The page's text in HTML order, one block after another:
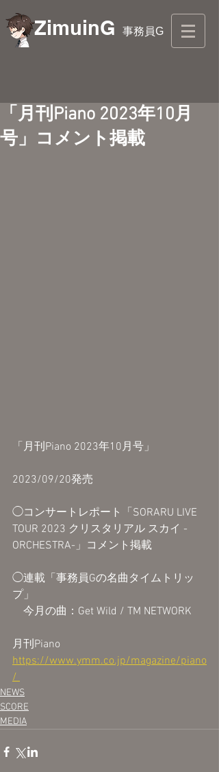
ZimuinG 事務員G
「月刊Piano 2023年10月
号」コメント掲載
「月刊Piano 2023年10月号」
2023/09/20発売
◯コンサートレポート「SORARU LIVE
TOUR 2023 クリスタリアル スカイ -
ORCHESTRA-」コメント掲載
◯連載「事務員Gの名曲タイムトリッ
プ」
今月の曲：Get Wild / TM NETWORK
月刊Piano
https://www.ymm.co.jp/magazine/piano
/
NEWS
SCORE
MEDIA